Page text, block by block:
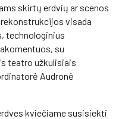
skirtų erdvių ar scenos
visada
technologinius
su
teatro užkulisiais
Audronė
kviečiame susisiekti